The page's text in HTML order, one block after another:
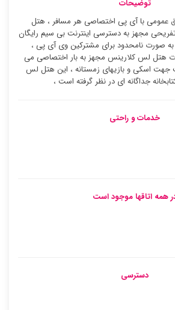
توضیحات
عمومی با آی پی اختصاصی هر مسافر ، هتل
مجهز به دسترسی اینترنت بی سیم رایگان
به صورت نامحدود برای مشترکین وی آی پی ،
هتل لس کلارینس مجهز به بار اختصاصی می
جهت اسکی و بازیهای زمستانه ، این هتل لس
جداگانه ای در نظر گرفته است ،
خدمات و راحتی
همه اتاقها موجود است
دسترسی